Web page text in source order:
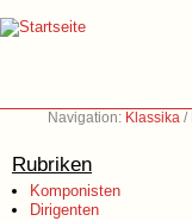
Navigation: Klassika /
Rubriken
Komponisten
Dirigenten